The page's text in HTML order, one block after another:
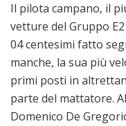
Il pilota campano, il
vetture del Gruppo E2
04 centesimi fatto
manche, la sua più
primi posti in
parte del mattatore.
Domenico De